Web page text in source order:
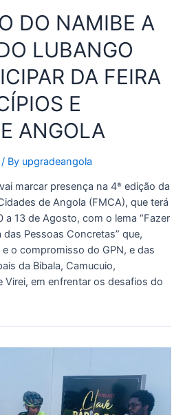
DO NAMIBE A
LUBANGO
DA FEIRA
E
ANGOLA
/ By upgradeangola
marcar presença na 4ª edição da
de Angola (FMCA), que terá
a 13 de Agosto, com o lema “Fazer
Pessoas Concretas” que,
o compromisso do GPN, e das
da Bibala, Camucuio,
Virei, em enfrentar os desafios do